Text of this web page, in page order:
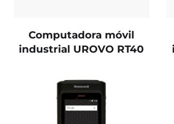
Computadora móvil
industrial UROVO RT40